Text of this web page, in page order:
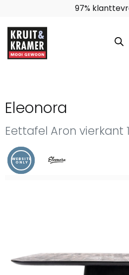
Interieuradvies aan huis
Eleonora
Eettafel Aron vierkant
WEBSITE
ONLY